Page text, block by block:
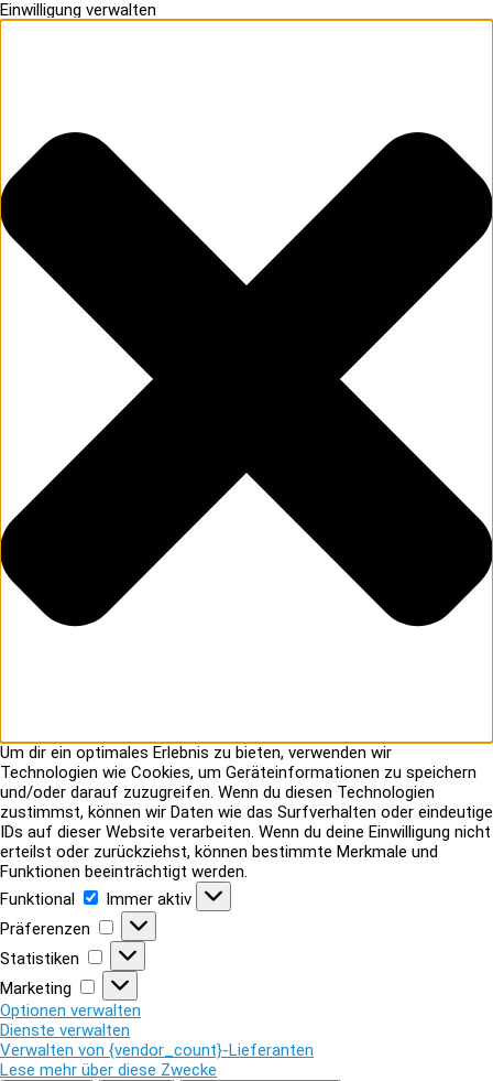
Einwilligung verwalten
Um dir ein optimales Erlebnis zu bieten, verwenden wir
Technologien wie Cookies, um Geräteinformationen zu speichern
und/oder darauf zuzugreifen. Wenn du diesen Technologien
zustimmst, können wir Daten wie das Surfverhalten oder eindeutige
IDs auf dieser Website verarbeiten. Wenn du deine Einwilligung nicht
erteilst oder zurückziehst, können bestimmte Merkmale und
Funktionen beeinträchtigt werden.
Funktional
Funktional
Immer aktiv
Präferenzen
Präferenzen
Statistiken
Statistiken
Marketing
Marketing
Optionen verwalten
Dienste verwalten
Verwalten von {vendor_count}-Lieferanten
Lese mehr über diese Zwecke